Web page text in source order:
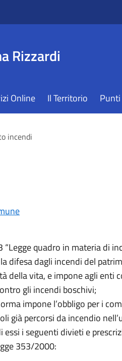
Rizzardi
Online Il Territorio
incendi
quadro in materia di
difesa dagli incendi del
della vita, e impone agli enti
gli incendi boschivi;
impone l’obbligo per i
già percorsi da incendio
i seguenti divieti e
353/2000: